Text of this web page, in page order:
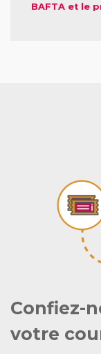
BAFTA et le
Confiez-
votre